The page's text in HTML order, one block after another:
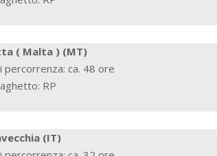
( Malta ) (MT)
percorrenza: ca. 48 ore
RP
(IT)